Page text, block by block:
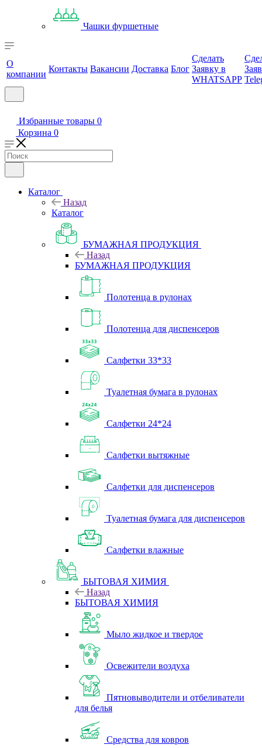
Чашки фуршетные
О
компании
Контакты Вакансии Доставка Блог
Сделать
Заявку в
WHATSAPP
Избранные товары 0
Корзина 0
Каталог
Назад
Каталог
БУМАЖНАЯ ПРОДУКЦИЯ
Назад
БУМАЖНАЯ ПРОДУКЦИЯ
Полотенца в рулонах
Полотенца для диспенсеров
Салфетки 33*33
Туалетная бумага в рулонах
Салфетки 24*24
Салфетки вытяжные
Салфетки для диспенсеров
Туалетная бумага для диспенсеров
Салфетки влажные
БЫТОВАЯ ХИМИЯ
Назад
БЫТОВАЯ ХИМИЯ
Мыло жидкое и твердое
Освежители воздуха
Пятновыводители и отбеливатели
для белья
Средства для ковров